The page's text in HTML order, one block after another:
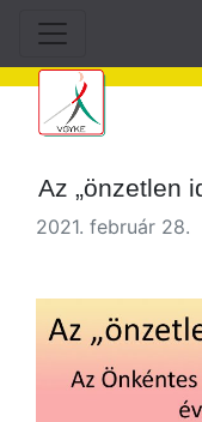
Az „önzetlen
2021. február 28.